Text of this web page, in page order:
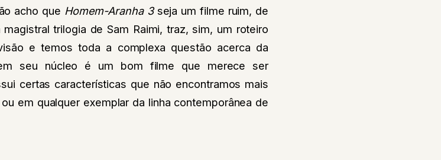
acho que Homem-Aranha 3seja um filme ruim, de
trilogia de Sam Raimi, traz, sim, um roteiro
e temos toda a complexa questão acerca da
seu núcleo é um bom filme que merece ser
certas características que não encontramos mais
em qualquer exemplar da linha contemporânea de